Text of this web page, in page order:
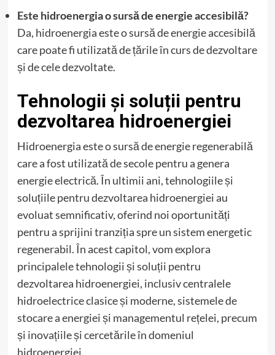
Este hidroenergia o sursă de energie accesibilă?
Da, hidroenergia este o sursă de energie accesibilă
care poate fi utilizată de țările în curs de dezvoltare
și de cele dezvoltate.
Tehnologii și soluții pentru
dezvoltarea hidroenergiei
Hidroenergia este o sursă de energie regenerabilă
care a fost utilizată de secole pentru a genera
energie electrică. În ultimii ani, tehnologiile și
soluțiile pentru dezvoltarea hidroenergiei au
evoluat semnificativ, oferind noi oportunități
pentru a sprijini tranziția spre un sistem energetic
regenerabil. În acest capitol, vom explora
principalele tehnologii și soluții pentru
dezvoltarea hidroenergiei, inclusiv centralele
hidroelectrice clasice și moderne, sistemele de
stocare a energiei și managementul rețelei, precum
și inovațiile și cercetările în domeniul
hidroenergiei.